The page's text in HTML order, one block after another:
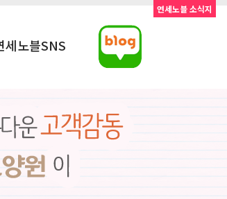
세노블SNS
연세노블 소식지